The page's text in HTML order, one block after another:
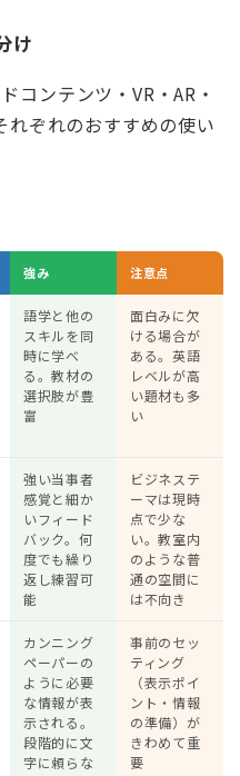
け
コンテンツ・VR・AR・
ぞれのおすすめの使い
強み 注意点
語学と他の
スキルを同
時に学べ
る。教材の
選択肢が豊
富
面白みに欠
ける場合が
ある。英語
レベルが高
い題材も多
い
強い当事者
感覚と細か
いフィード
バック。何
度でも繰り
返し練習可
能
ビジネステ
ーマは現時
点で少な
い。教室内
のような普
通の空間に
は不向き
カンニング
ペーパーの
ように必要
な情報が表
示される。
段階的に文
字に頼らな
事前のセッ
ティング
（表示ポイ
ント・情報
の準備）が
きわめて重
要